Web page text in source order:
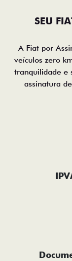
SEU
A Fiat por
veículos zero
tranquilidade e
assinatura